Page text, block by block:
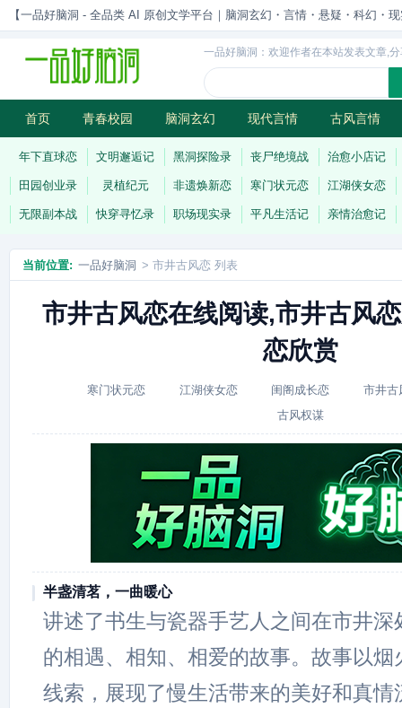
【一品好脑洞 - 全品类 AI 原创文学平台｜脑洞玄幻・言情・悬疑・科幻・
一品好脑洞：欢迎作者在本站发表文章,
首页 青春校园 脑洞玄幻 现代言情 古风言情
历史权谋 武侠江湖 灵异志怪 连载
年下直球恋 文明邂逅记 黑洞探险录 丧尸绝境战 治愈小店记
田园创业录 灵植纪元 非遗焕新恋 寒门状元恋 江湖侠女恋
无限副本战 快穿寻忆录 职场现实录 平凡生活记 亲情治愈记
当前位置: 一品好脑洞 > 市井古风恋 列表
市井古风恋在线阅读,市井古风
恋欣赏
寒门状元恋 江湖侠女恋 闺阁成长恋
市井古
古风权谋
半盏清茗，一曲暖心
讲述了书生与瓷器手艺人之间在市井深
的相遇、相知、相爱的故事。故事以
线索，展现了慢生活带来的美好和真情